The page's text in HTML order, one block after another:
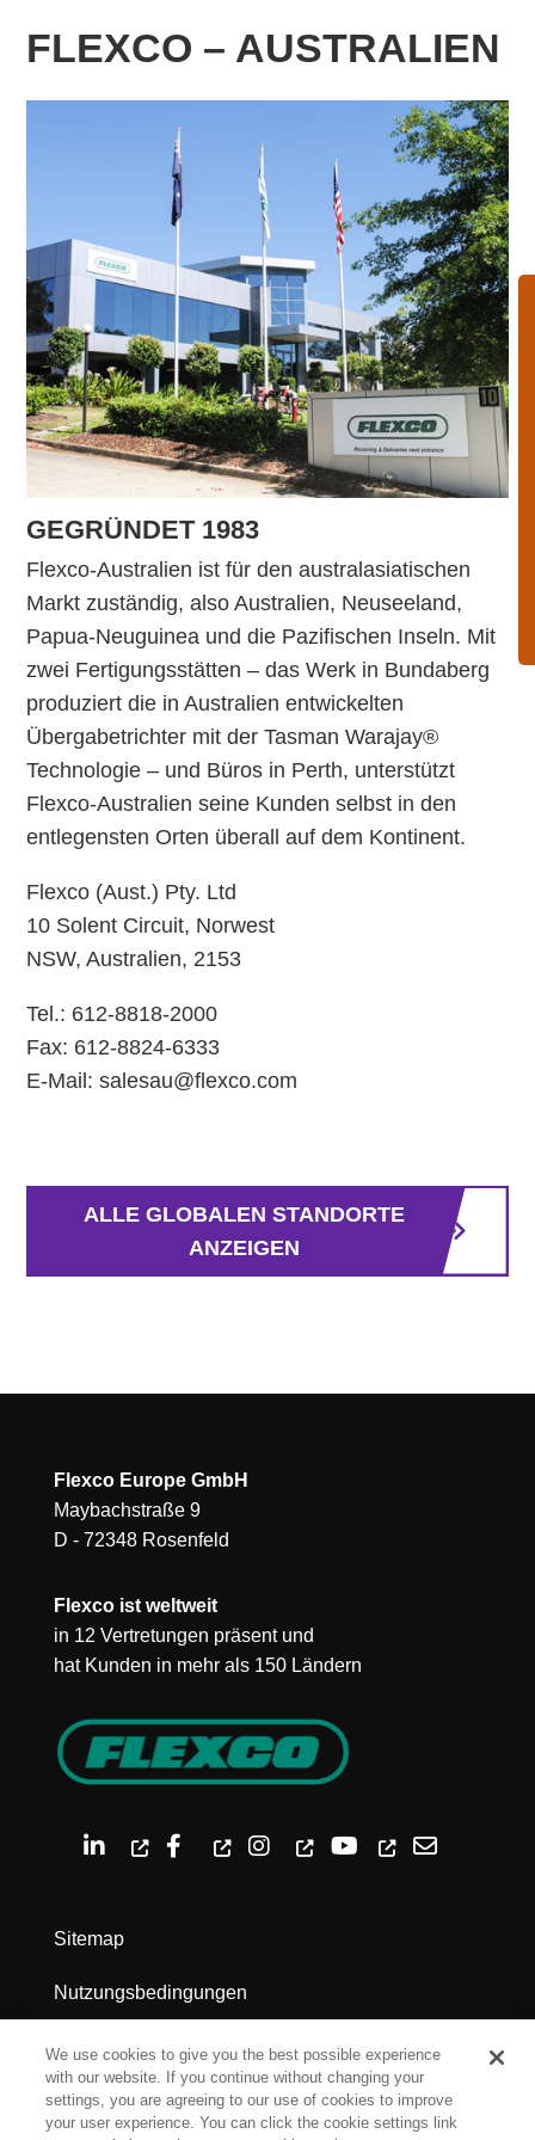
FLEXCO – AUSTRALIEN
GEGRÜNDET 1983
Flexco-Australien ist für den australasiatischen
Markt zuständig, also Australien, Neuseeland,
Papua-Neuguinea und die Pazifischen Inseln. Mit
zwei Fertigungsstätten – das Werk in Bundaberg
produziert die in Australien entwickelten
Übergabetrichter mit der Tasman Warajay®
Technologie – und Büros in Perth, unterstützt
Flexco-Australien seine Kunden selbst in den
entlegensten Orten überall auf dem Kontinent.
Flexco (Aust.) Pty. Ltd
10 Solent Circuit, Norwest
​NSW, Australien, 2153
Tel.: 612-8818-2000
Fax: 612-8824-6333
E-Mail: salesau@flexco.com
ALLE GLOBALEN STANDORTE
ANZEIGEN
Flexco Europe GmbH
Maybachstraße 9
D - 72348 Rosenfeld
Flexco ist weltweit
in 12 Vertretungen präsent und
hat Kunden in mehr als 150 Ländern
Sitemap
Nutzungsbedingungen
Datenschutz
Impressum
We use cookies to give you the best possible experience
with our website. If you continue without changing your
settings, you are agreeing to our use of cookies to improve
your user experience. You can click the cookie settings link